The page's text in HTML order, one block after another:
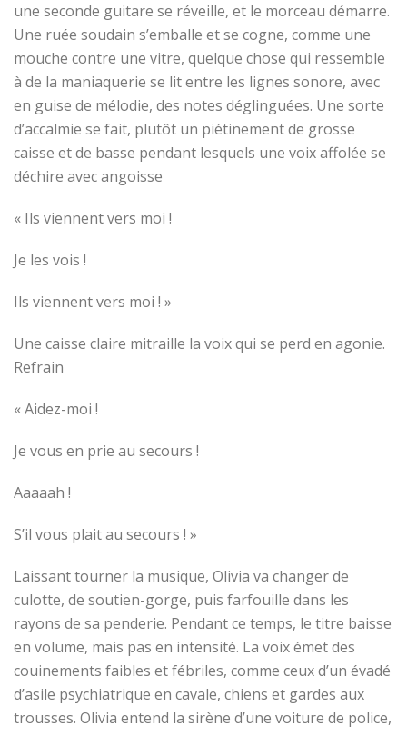
une seconde guitare se réveille, et le morceau démarre.
Une ruée soudain s’emballe et se cogne, comme une
mouche contre une vitre, quelque chose qui ressemble
à de la maniaquerie se lit entre les lignes sonore, avec
en guise de mélodie, des notes déglinguées. Une sorte
d’accalmie se fait, plutôt un piétinement de grosse
caisse et de basse pendant lesquels une voix affolée se
déchire avec angoisse
« Ils viennent vers moi !
Je les vois !
Ils viennent vers moi ! »
Une caisse claire mitraille la voix qui se perd en agonie.
Refrain
« Aidez-moi !
Je vous en prie au secours !
Aaaaah !
S’il vous plait au secours ! »
Laissant tourner la musique, Olivia va changerde
culotte, de soutien-gorge, puis farfouille dans les
rayons de sa penderie. Pendant ce temps, le titre baisse
en volume, mais pas en intensité. La voix émet des
couinements faibles et fébriles, comme ceux d’un évadé
d’asile psychiatrique en cavale, chiens et gardes aux
trousses. Olivia entend la sirène d’une voiture de police,